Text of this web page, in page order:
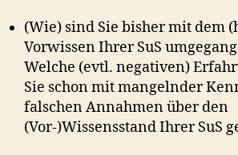
(Wie) sind Sie bisher mit dem
Vorwissen Ihrer SuS
Welche (evtl. negativen)
Sie schon mit mangelnder
falschen Annahmen über den
(Vor‐)Wissensstand Ihrer SuS